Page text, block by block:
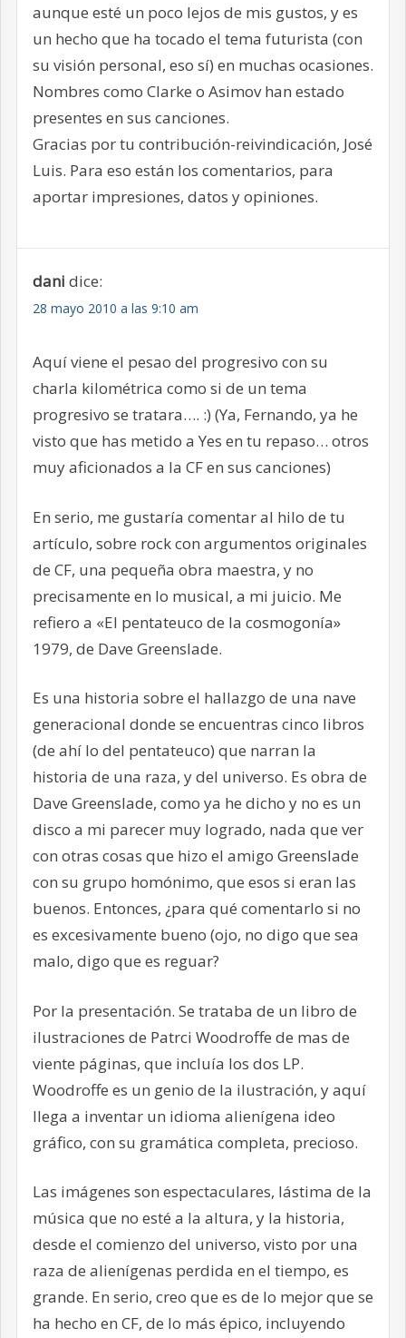
aunque esté un poco lejos de mis gustos, y es
un hecho que ha tocado el tema futurista (con
su visión personal, eso sí) en muchas ocasiones.
Nombres como Clarke o Asimov han estado
presentes en sus canciones.
Gracias por tu contribución-reivindicación, José
Luis. Para eso están los comentarios, para
aportar impresiones, datos y opiniones.
dani dice:
28 mayo 2010 a las 9:10 am
Aquí viene el pesao del progresivo con su
charla kilométrica como si de un tema
progresivo se tratara…. :) (Ya, Fernando, ya he
visto que has metido a Yes en tu repaso… otros
muy aficionados a la CF en sus canciones)
En serio, me gustaría comentar al hilo de tu
artículo, sobre rock con argumentos originales
de CF, una pequeña obra maestra, y no
precisamente en lo musical, a mi juicio. Me
refiero a «El pentateuco de la cosmogonía»
1979, de Dave Greenslade.
Es una historia sobre el hallazgo de una nave
generacional donde se encuentras cinco libros
(de ahí lo del pentateuco) que narran la
historia de una raza, y del universo. Es obra de
Dave Greenslade, como ya he dicho y no es un
disco a mi parecer muy logrado, nada que ver
con otras cosas que hizo el amigo Greenslade
con su grupo homónimo, que esos si eran las
buenos. Entonces, ¿para qué comentarlo si no
es excesivamente bueno (ojo, no digo que sea
malo, digo que es reguar?
Por la presentación. Se trataba de un libro de
ilustraciones de Patrci Woodroffe de mas de
viente páginas, que incluía los dos LP.
Woodroffe es un genio de la ilustración, y aquí
llega a inventar un idioma alienígena ideo
gráfico, con su gramática completa, precioso.
Las imágenes son espectaculares, lástima de la
música que no esté a la altura, y la historia,
desde el comienzo del universo, visto por una
raza de alienígenas perdida en el tiempo, es
grande. En serio, creo que es de lo mejor que se
ha hecho en CF, de lo más épico, incluyendo